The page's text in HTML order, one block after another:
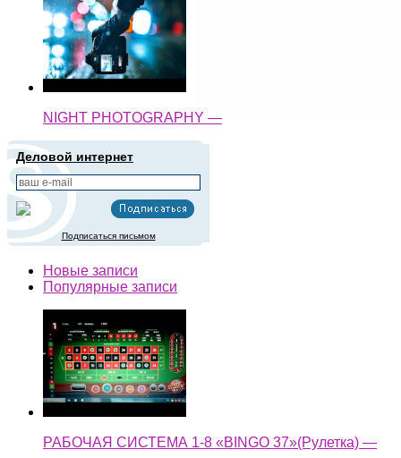
NIGHT PHOTOGRAPHY —
Деловой интернет
Подписаться письмом
Новые записи
Популярные записи
РАБОЧАЯ СИСТЕМА 1-8 «BINGO 37»(Рулетка) —